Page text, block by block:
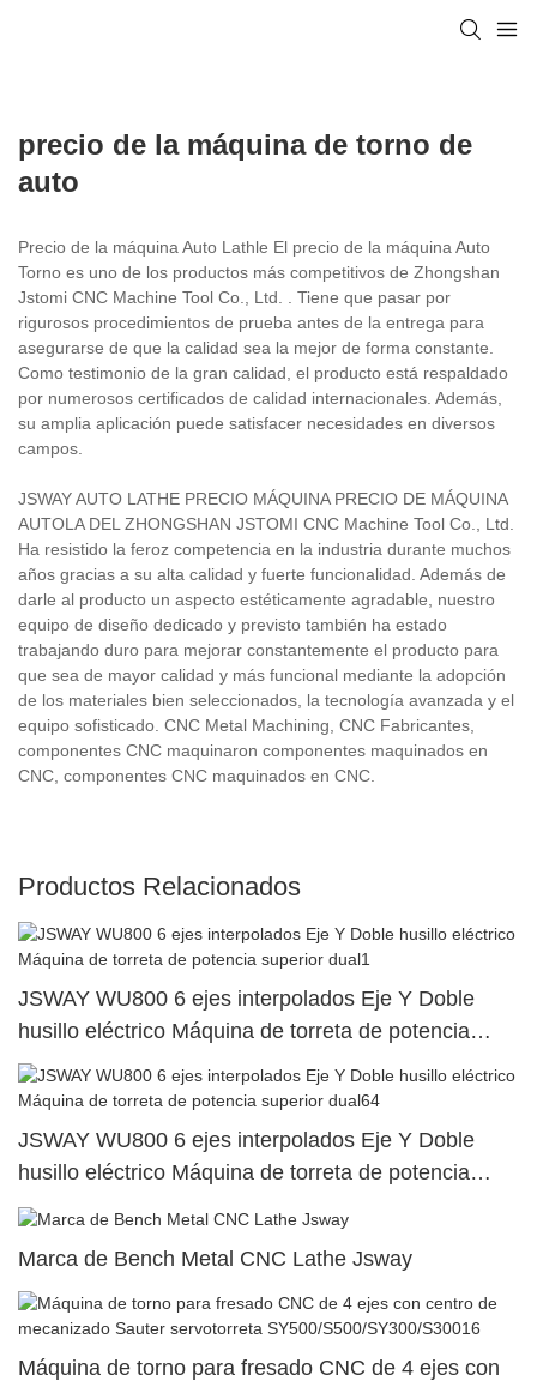
precio de la máquina de torno de
auto
Precio de la máquina Auto Lathle El precio de la máquina Auto
Torno es uno de los productos más competitivos de Zhongshan
Jstomi CNC Machine Tool Co., Ltd. . Tiene que pasar por
rigurosos procedimientos de prueba antes de la entrega para
asegurarse de que la calidad sea la mejor de forma constante.
Como testimonio de la gran calidad, el producto está respaldado
por numerosos certificados de calidad internacionales. Además,
su amplia aplicación puede satisfacer necesidades en diversos
campos.
JSWAY AUTO LATHE PRECIO MÁQUINA PRECIO DE MÁQUINA
AUTOLA DEL ZHONGSHAN JSTOMI CNC Machine Tool Co., Ltd.
Ha resistido la feroz competencia en la industria durante muchos
años gracias a su alta calidad y fuerte funcionalidad. Además de
darle al producto un aspecto estéticamente agradable, nuestro
equipo de diseño dedicado y previsto también ha estado
trabajando duro para mejorar constantemente el producto para
que sea de mayor calidad y más funcional mediante la adopción
de los materiales bien seleccionados, la tecnología avanzada y el
equipo sofisticado. CNC Metal Machining, CNC Fabricantes,
componentes CNC maquinaron componentes maquinados en
CNC, componentes CNC maquinados en CNC.
Productos Relacionados
JSWAY WU800 6 ejes interpolados Eje Y Doble
husillo eléctrico Máquina de torreta de potencia
superior dual1
JSWAY WU800 6 ejes interpolados Eje Y Doble
husillo eléctrico Máquina de torreta de potencia
superior dual64
Marca de Bench Metal CNC Lathe Jsway
Máquina de torno para fresado CNC de 4 ejes con